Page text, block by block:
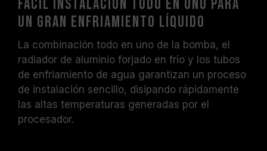
Fácil instalación todo en uno para
un gran enfriamiento líquido
La combinación todo en uno de la bomba, el
radiador de aluminio forjado en frío y los tubos
de enfriamiento de agua garantizan un proceso
de instalación sencillo, disipando rápidamente
las altas temperaturas generadas por el
procesador.